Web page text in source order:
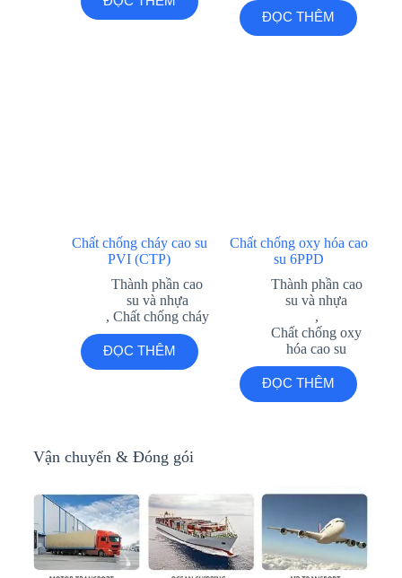
ĐỌC THÊM
Chất chống cháy cao su
PVI (CTP)
Thành phần cao
su và nhựa
, Chất chống cháy
ĐỌC THÊM
Chất chống oxy hóa cao
su 6PPD
Thành phần cao
su và nhựa
,
Chất chống oxy
hóa cao su
ĐỌC THÊM
Vận chuyển & Đóng gói